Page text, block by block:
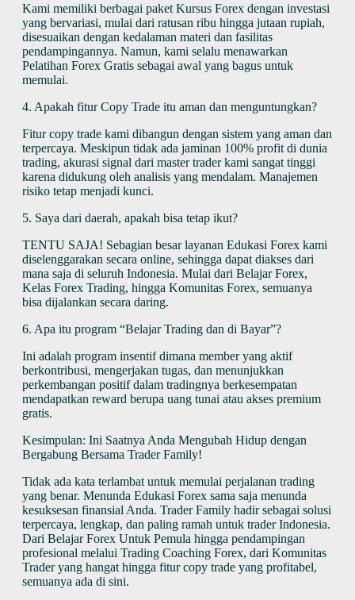
Kami memiliki berbagai paket Kursus Forex dengan investasi
yang bervariasi, mulai dari ratusan ribu hingga jutaan rupiah,
disesuaikan dengan kedalaman materi dan fasilitas
pendampingannya. Namun, kami selalu menawarkan
Pelatihan Forex Gratis sebagai awal yang bagus untuk
memulai.
4. Apakah fitur Copy Trade itu aman dan menguntungkan?
Fitur copy trade kami dibangun dengan sistem yang aman dan
terpercaya. Meskipun tidak ada jaminan 100% profit di dunia
trading, akurasi signal dari master trader kami sangat tinggi
karena didukung oleh analisis yang mendalam. Manajemen
risiko tetap menjadi kunci.
5. Saya dari daerah, apakah bisa tetap ikut?
TENTU SAJA! Sebagian besar layanan Edukasi Forex kami
diselenggarakan secara online, sehingga dapat diakses dari
mana saja di seluruh Indonesia. Mulai dari Belajar Forex,
Kelas Forex Trading, hingga Komunitas Forex, semuanya
bisa dijalankan secara daring.
6. Apa itu program “Belajar Trading dan di Bayar”?
Ini adalah program insentif dimana member yang aktif
berkontribusi, mengerjakan tugas, dan menunjukkan
perkembangan positif dalam tradingnya berkesempatan
mendapatkan reward berupa uang tunai atau akses premium
gratis.
Kesimpulan: Ini Saatnya Anda Mengubah Hidup dengan
Bergabung Bersama Trader Family!
Tidak ada kata terlambat untuk memulai perjalanan trading
yang benar. Menunda Edukasi Forex sama saja menunda
kesuksesan finansial Anda. Trader Family hadir sebagai solusi
terpercaya, lengkap, dan paling ramah untuk trader Indonesia.
Dari Belajar Forex Untuk Pemula hingga pendampingan
profesional melalui Trading Coaching Forex, dari Komunitas
Trader yang hangat hingga fitur copy trade yang profitabel,
semuanya ada di sini.